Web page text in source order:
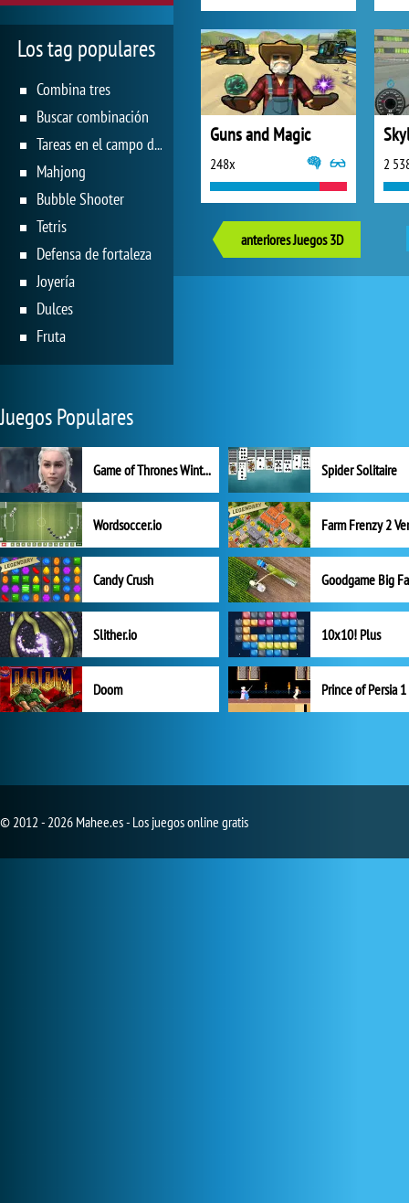
Guns and Magic
248x 2
anteriores Juegos 3D
Los tag populares
Combina tres
Buscar combinación
Tareas en el campo de juego
Mahjong
Bubble Shooter
Tetris
Defensa de fortaleza
Joyería
Dulces
Fruta
Juegos Populares
Game of Thrones Winter is Coming Spider Solitaire
Wordsoccer.io
Candy Crush Goodgame Big
Slither.io 10x10! Plus
Doom Prince of Persia 1
© 2012 - 2026 Mahee.es - Los juegos online gratis